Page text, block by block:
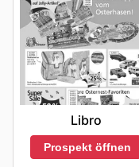
Libro
Prospekt öffnen